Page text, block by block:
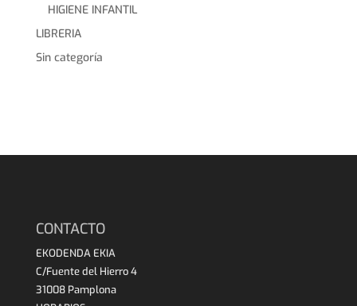
HIGIENE INFANTIL
LIBRERIA
Sin categoría
CONTACTO
EKODENDA EKIA
C/Fuente del Hierro 4
31008 Pamplona